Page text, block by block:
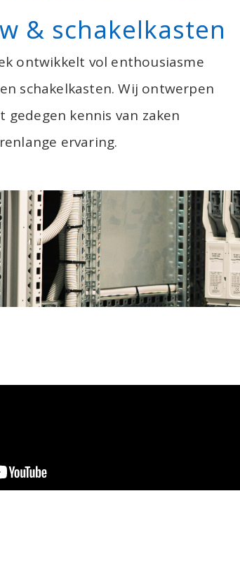
& schakelkasten
ontwikkelt vol enthousiasme
schakelkasten. Wij ontwerpen
gedegen kennis van zaken
ervaring.